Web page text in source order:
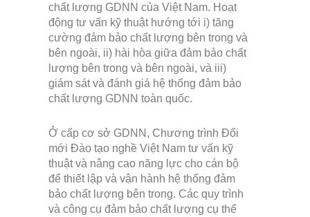
chất lượng GDNN của Việt Nam. Hoạt
động tư vấn kỹ thuật hướng tới i) tăng
cường đảm bảo chất lượng bên trong và
bên ngoài, ii) hài hòa giữa đảm bảo chất
lượng bên trong và bên ngoài, và iii)
giám sát và đánh giá hệ thống đảm bảo
chất lượng GDNN toàn quốc.
Ở cấp cơ sở GDNN, Chương trình Đổi
mới Đào tạo nghề Việt Nam tư vấn kỹ
thuật và nâng cao năng lực cho cán bộ
để thiết lập và vận hành hệ thống đảm
bảo chất lượng bên trong. Các quy trình
và công cụ đảm bảo chất lượng cụ thể